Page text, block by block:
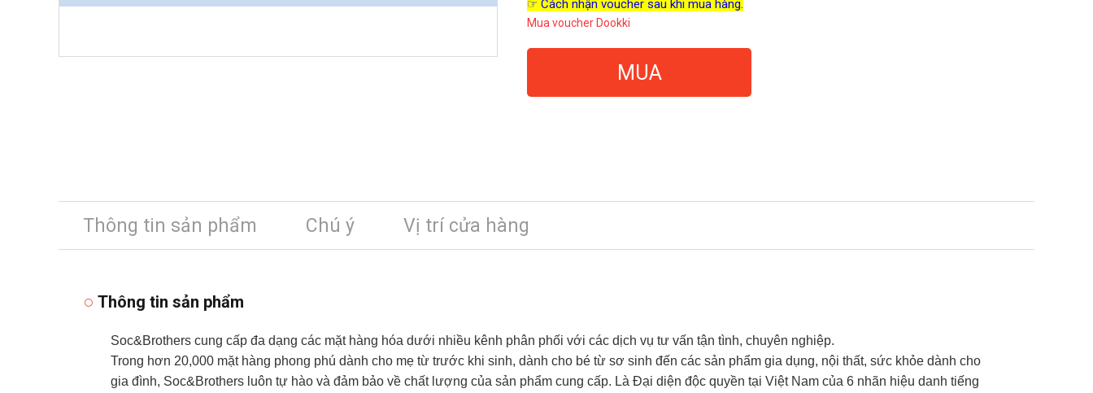
☞ Cách nhận voucher sau khi mua hàng.
Mua voucher Dookki
MUA
Thông tin sản phẩm Chú ý Vị trí cửa hàng
Thông tin sản phẩm
Soc&Brothers cung cấp đa dạng các mặt hàng hóa dưới nhiều kênh phân phối với các dịch vụ tư vấn tận tình, chuyên nghiệp.
Trong hơn 20,000 mặt hàng phong phú dành cho mẹ từ trước khi sinh, dành cho bé từ sơ sinh đến các sản phẩm gia dụng, nội thất, sức khỏe dành cho
gia đình, Soc&Brothers luôn tự hào và đảm bảo về chất lượng của sản phẩm cung cấp. Là Đại diện độc quyền tại Việt Nam của 6 nhãn hiệu danh tiếng